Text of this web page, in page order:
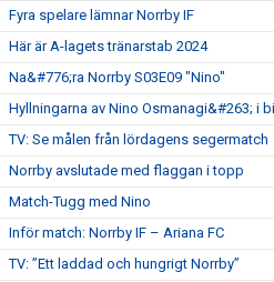
Fyra spelare lämnar Norrby IF
Här är A-lagets tränarstab 2024
Na&#776;ra Norrby S03E09 "Nino"
Hyllningarna av Nino Osmanagi&#263; i
TV: Se målen från lördagens segermatch
Norrby avslutade med flaggan i topp
Match-Tugg med Nino
Inför match: Norrby IF – Ariana FC
TV: ”Ett laddad och hungrigt Norrby”